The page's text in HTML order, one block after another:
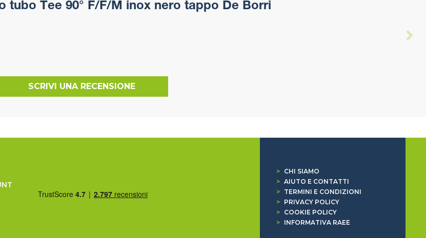
tubo Tee 90° F/F/M inox nero tappo De Borri
SCRIVI UNA RECENSIONE
>
CHI SIAMO
> AIUTO E CONTATTI
>
TERMINI E CONDIZIONI
>
PRIVACY POLICY
>
COOKIE POLICY
>
INFORMATIVA RAEE